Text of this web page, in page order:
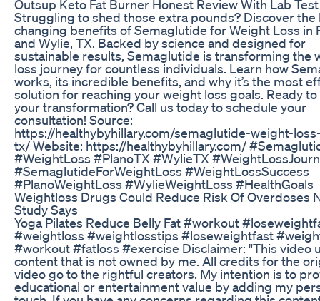
Outsup Keto Fat Burner Honest Review With Lab
Struggling to shed those extra pounds? Discover the
changing benefits of Semaglutide for Weight Loss in
and Wylie, TX. Backed by science and designed for
sustainable results, Semaglutide is transforming the
loss journey for countless individuals. Learn how
works, its incredible benefits, and why it’s the most
solution for reaching your weight loss goals. Ready
your transformation? Call us today to schedule your
consultation! Source:
https://healthybyhillary.com/semaglutide-weight-
tx/ Website: https://healthybyhillary.com/
#WeightLoss #PlanoTX #WylieTX
#SemaglutideForWeightLoss #WeightLossSuccess
#PlanoWeightLoss #WylieWeightLoss #HealthGoals
Weightloss Drugs Could Reduce Risk Of Overdoses
Study Says
Yoga Pilates Reduce Belly Fat #workout
#weightloss #weightlosstips #loseweightfast
#workout #fatloss #exercise Disclaimer: "This video
content that is not owned by me. All credits for the
video go to the rightful creators. My intention is to
educational or entertainment value by adding my